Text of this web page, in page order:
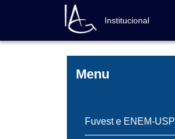
conteúdo
Navegação
principal
Institucional
Menu
Fuvest e ENEM-USP